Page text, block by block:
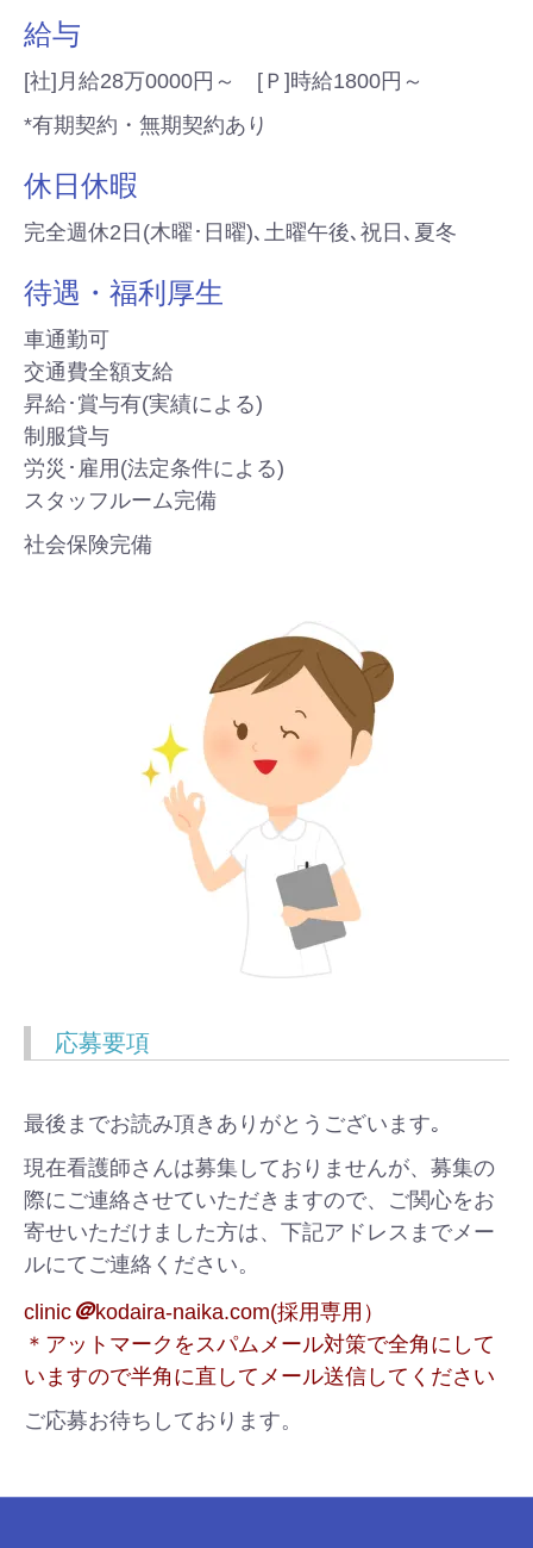
給与
[社]月給28万0000円～ [Ｐ]時給1800円～
*有期契約・無期契約あり
休日休暇
完全週休2日(木曜･日曜)､土曜午後､祝日､夏冬
待遇・福利厚生
車通勤可
交通費全額支給
昇給･賞与有(実績による)
制服貸与
労災･雇用(法定条件による)
スタッフルーム完備
社会保険完備
応募要項
最後までお読み頂きありがとうございます｡
現在看護師さんは募集しておりませんが、募集の
際にご連絡させていただきますので、ご関心をお
寄せいただけました方は、下記アドレスまでメー
ルにてご連絡ください。
clinic ＠kodaira-naika.com(採用専用）
＊アットマークをスパムメール対策で全角にして
いますので半角に直してメール送信してください
ご応募お待ちしております。